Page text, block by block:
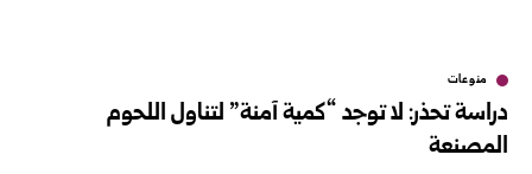
منوعات
دراسة تحذر: لا توجد “كمية آمنة” لتناول اللحوم
المصنعة